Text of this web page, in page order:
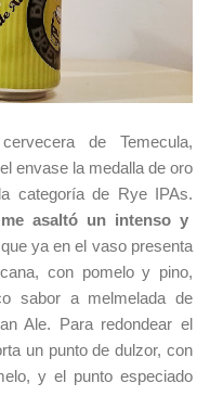
de Temecula,
envase la medalla de oro
categoría de Rye IPAs.
asaltó un intenso y
ya en el vaso presenta
con pomelo y pino,
sabor a melmelada de
Ale. Para redondear el
un punto de dulzor, con
y el punto especiado